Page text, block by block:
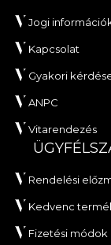
Jogi
Kapcsolat
Gyakori
ANPC
Vitarendezés
Rendelési
Kedvenc
Fizetési módok